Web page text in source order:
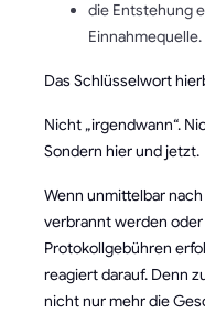
die Entstehung
Einnahmequelle.
Das Schlüsselwort
Nicht „irgendwann“.
Sondern hier und jetzt.
Wenn unmittelbar
verbrannt werden
Protokollgebühren
reagiert darauf. Denn
nicht nur mehr die